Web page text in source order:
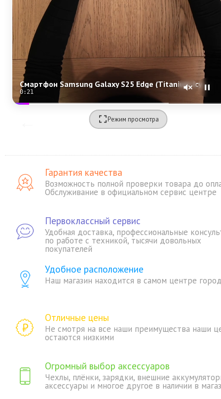
Смартфон Samsung Galaxy S25 Edge (Titanium Icyblue) SM-S937 (Dual Nano-sim + eSim)
0:19
Режим просмотра
Гарантия качества
Возможность полной проверки товара до
Обслуживание в официальном сервис центре
Первоклассный сервис
Удобная доставка, профессиональные
по работе с техникой, тысячи довольных
покупателей
Удобное расположение
Наш магазин находится в самом центре
Отличные цены
Не смотря на все наши преимущества наши
остаются низкими
Огромный выбор аксессуаров
Чехлы, плёнки, зарядки, внешние
аксессуары и многое другое в наличии в